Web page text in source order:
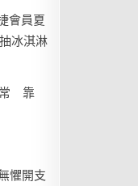
會員夏
冰淇淋
常 靠
懼開支